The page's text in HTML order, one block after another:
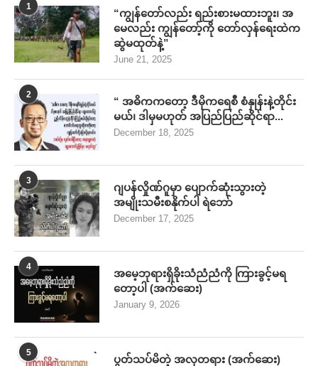
1
“ကျွန်တော်လည်း ရည်းစားမထားဘူး၊ အ
မေလည်း ကျွန်တော့်ကို တော်လှန်ရေးထဲက
ဆွဲမထုတ်နဲ့”
June 21, 2025
2
“ အဓိကကတော့ ဒီမိုကရေစီ စံနှုန်းနဲ့တိုင်း
မယ်၊ ဒါမှမဟုတ် အပြည်ပြည်ဆိုင်ရာ...
December 18, 2025
3
ဂျပန်လှိုဏ်ဂူမှာ ပျောက်ဆုံးသွားတဲ့
အမျိုးသမီးစနိုက်ပါ ရဲဘော်
December 17, 2025
4
အမေ့ဘုရားရှိခိုးသံညံညံကို ကြားခွင့်မရ
တော့ပါ (အက်ဆေး)
January 9, 2026
5
ပွတ်သပ်မိတဲ့ အလှတရား (အက်ဆေး)